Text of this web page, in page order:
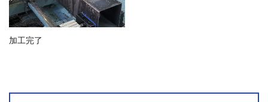
加工完了